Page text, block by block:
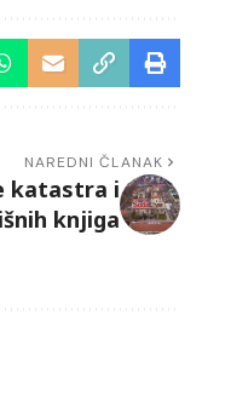
NAREDNI ČLANAK
katastra i
knjiga